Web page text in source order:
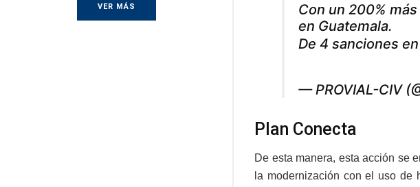
VER MÁS
Con un 200%
en Guatemala.
De 4 sanciones
— PROVIAL-CIV
Plan Conecta
De esta manera, esta acción se
la modernización con el uso de